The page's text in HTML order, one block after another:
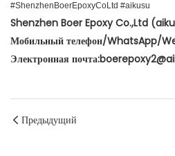
#ShenzhenBoerEpoxyCoLtd #aikusu
Shenzhen Boer Epoxy Co.,Ltd
Мобильный телефон/WhatsApp/
Электронная
Предыдущий